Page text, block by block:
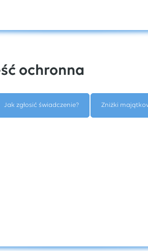
ochronna
Jak zgłosić świadczenie? Zniżki